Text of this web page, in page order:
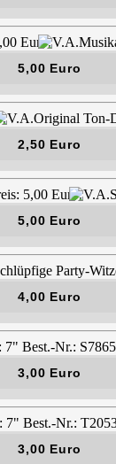
5,00 Euro
2,50 Euro
5,00 Euro
4,00 Euro
3,00 Euro
3,00 Euro